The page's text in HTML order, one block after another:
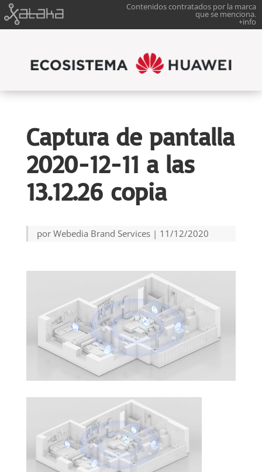
Contenidos contratados por la marca
que se menciona.
+info
Captura de pantalla
2020-12-11 a las
13.12.26 copia
por Webedia Brand Services| 11/12/2020